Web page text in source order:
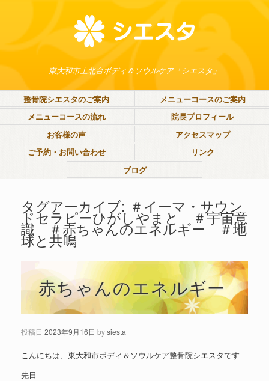
東大和市上北台ボディ＆ソウルケア「シエスタ」
整骨院シエスタのご案内
メニューコースのご案内
メニューコースの流れ
院長プロフィール
お客様の声
アクセスマップ
ご予約・お問い合わせ
リンク
ブログ
タグアーカイブ: ＃イーマ・サウン
ドセラピーひがしやまと ＃宇宙意
識 ＃赤ちゃんのエネルギー ＃地
球と共鳴
赤ちゃんのエネルギー
投稿日 2023年9月16日 bysiesta
こんにちは、東大和市ボディ＆ソウルケア整骨院シエスタです
先日